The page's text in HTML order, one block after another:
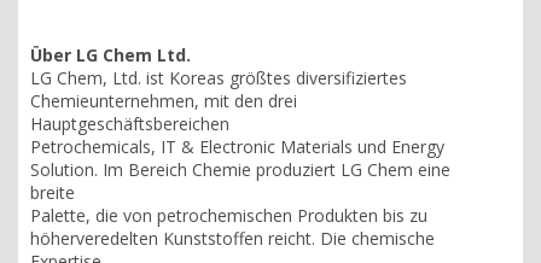
Über LG Chem Ltd.
LG Chem, Ltd. ist Koreas größtes diversifiziertes
Chemieunternehmen, mit den drei
Hauptgeschäftsbereichen
Petrochemicals, IT & Electronic Materials und Energy
Solution. Im Bereich Chemie produziert LG Chem eine
breite
Palette, die von petrochemischen Produkten bis zu
höherveredelten Kunststoffen reicht. Die chemische